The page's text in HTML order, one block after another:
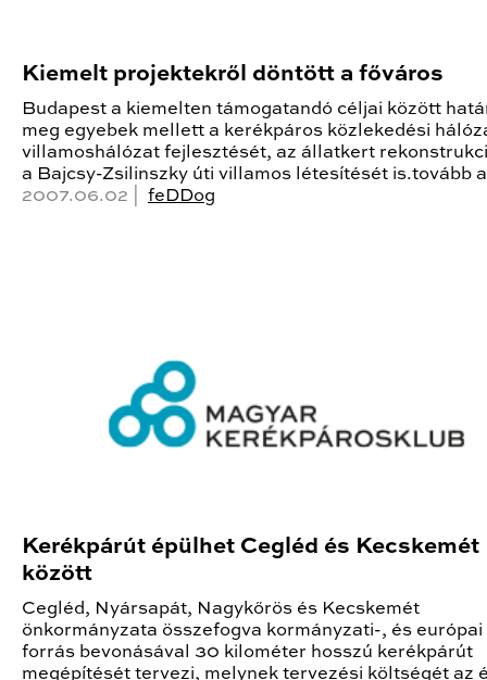
Kiemelt projektekről döntött a főváros
Budapest a kiemelten támogatandó céljai között
meg egyebek mellett a kerékpáros közlekedési
villamoshálózat fejlesztését, az állatkert
a Bajcsy-Zsilinszky úti villamos létesítését is.tovább
2007.06.02 | feDDog
Kerékpárút épülhet Cegléd és Kecskemét
között
Cegléd, Nyársapát, Nagykőrös és Kecskemét
önkormányzata összefogva kormányzati-, és európai
forrás bevonásával 30 kilométer hosszú kerékpárút
megépítését tervezi, melynek tervezési költségét az